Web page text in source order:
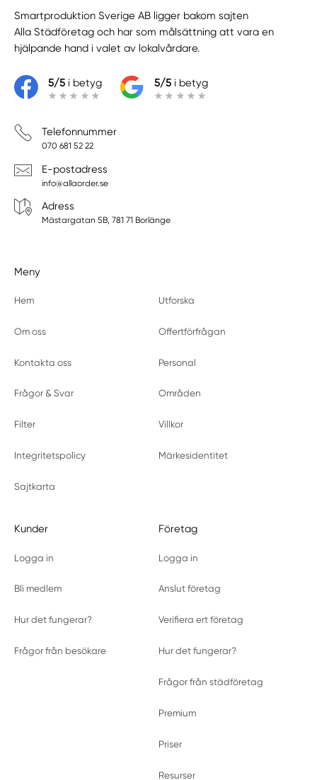
Smartproduktion Sverige AB ligger bakom sajten
Alla Städföretag och har som målsättning att vara en
hjälpande hand i valet av lokalvårdare.
5/5i betyg 5/5i betyg
Telefonnummer
070 681 52 22
E-postadress
info@allaorder.se
Adress
Mästargatan 5B, 781 71 Borlänge
Meny
Hem Utforska
Om oss Offertförfrågan
Kontakta oss Personal
Frågor & Svar Områden
Filter Villkor
Integritetspolicy Märkesidentitet
Sajtkarta
Kunder
Logga in
Bli medlem
Hur det fungerar?
Frågor från besökare
Företag
Logga in
Anslut företag
Verifiera ert företag
Hur det fungerar?
Frågor från städföretag
Premium
Priser
Resurser